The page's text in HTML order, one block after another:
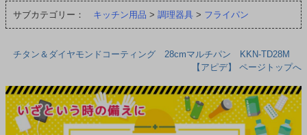
サブカテゴリー： キッチン用品 > 調理器具 > フライパン
チタン＆ダイヤモンドコーティング 28cmマルチパン KKN-TD28M
【アピデ】 ページトップへ